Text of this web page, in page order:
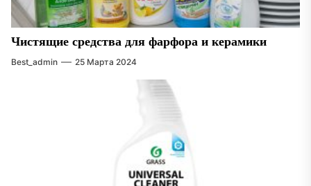
Чистящие средства для фарфора и керамики
Best_admin 25 Марта 2024